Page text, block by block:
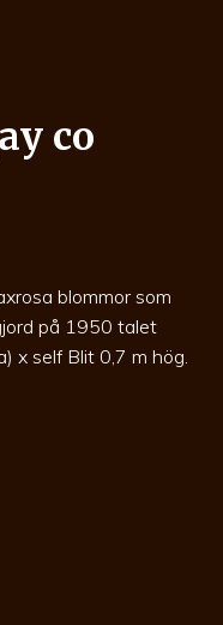
co
blommor som
på 1950 talet
x self Blit 0,7 m hög.